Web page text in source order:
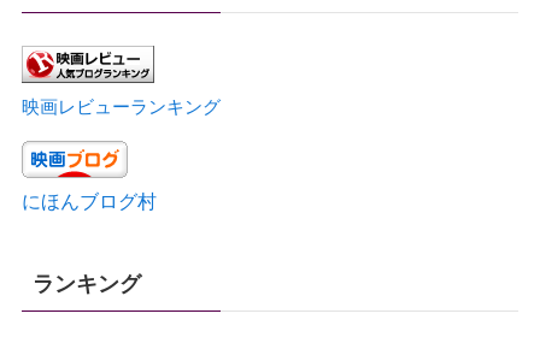
映画レビューランキング
にほんブログ村
ランキング